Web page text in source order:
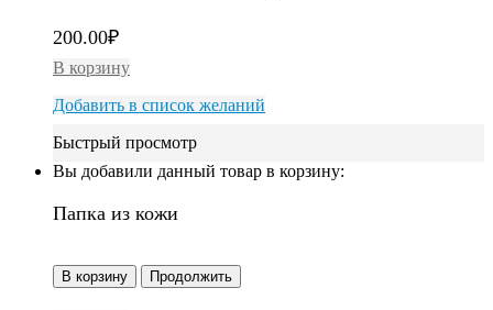
200.00₽
В корзину
Добавить в список желаний
Быстрый просмотр
Вы добавили данный товар в корзину:
Папка из кожи
В корзину Продолжить